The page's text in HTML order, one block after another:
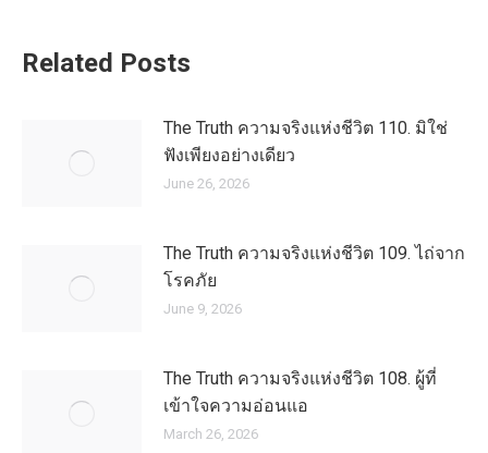
Related Posts
The Truth ความจริงแห่งชีวิต 110. มิใช่
ฟังเพียงอย่างเดียว
June 26, 2026
The Truth ความจริงแห่งชีวิต 109. ไถ่จาก
โรคภัย
June 9, 2026
The Truth ความจริงแห่งชีวิต 108. ผู้ที่
เข้าใจความอ่อนแอ
March 26, 2026